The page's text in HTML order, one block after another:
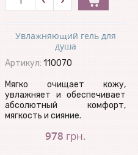
Увлажняющий гель для
душа
Артикул: 110070
Мягко очищает кожу,
увлажняет и обеспечивает
абсолютный комфорт,
мягкость и сияние.
978 грн.